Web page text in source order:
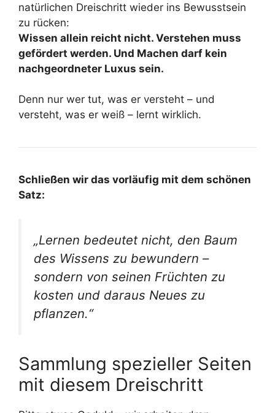
natürlichen Dreischritt wieder ins Bewusstsein
zu rücken:
Wissen allein reicht nicht. Verstehen muss
gefördert werden. Und Machen darf kein
nachgeordneter Luxus sein.
Denn nur wer tut, was er versteht – und
versteht, was er weiß – lernt wirklich.
Schließen wir das vorläufig mit dem schönen
Satz:
„Lernen bedeutet nicht, den Baum
des Wissens zu bewundern –
sondern von seinen Früchten zu
kosten und daraus Neues zu
pflanzen.“
Sammlung spezieller Seiten
mit diesem Dreischritt